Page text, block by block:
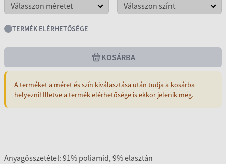
TERMÉK ELÉRHETŐSÉGE
KOSÁRBA
A terméket a méret és szín kiválasztása után tudja a kosárba
helyezni! Illetve a termék elérhetősége is ekkor jelenik meg.
Anyagösszetétel: 91% poliamid, 9% elasztán